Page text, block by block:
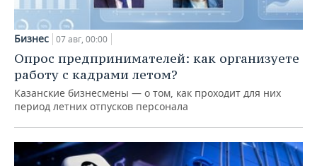
Бизнес 07 авг, 00:00
Опрос предпринимателей: как организуете
работу с кадрами летом?
Казанские бизнесмены — о том, как проходит для них
период летних отпусков персонала